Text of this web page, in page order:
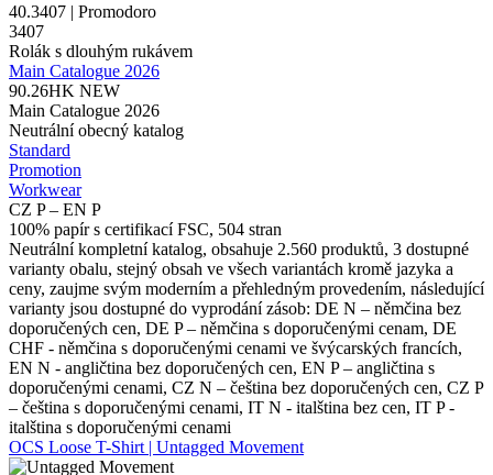
40.3407 | Promodoro
3407
Rolák s dlouhým rukávem
Main Catalogue 2026
90.26HK NEW
Main Catalogue 2026
Neutrální obecný katalog
Standard
Promotion
Workwear
CZ P – EN P
100% papír s certifikací FSC, 504 stran
Neutrální kompletní katalog, obsahuje 2.560 produktů, 3 dostupné
varianty obalu, stejný obsah ve všech variantách kromě jazyka a
ceny, zaujme svým moderním a přehledným provedením, následující
varianty jsou dostupné do vyprodání zásob: DE N – němčina bez
doporučených cen, DE P – němčina s doporučenými cenam, DE
CHF - němčina s doporučenými cenami ve švýcarských francích,
EN N - angličtina bez doporučených cen, EN P – angličtina s
doporučenými cenami, CZ N – čeština bez doporučených cen, CZ P
– čeština s doporučenými cenami, IT N - italština bez cen, IT P -
italština s doporučenými cenami
OCS Loose T-Shirt | Untagged Movement